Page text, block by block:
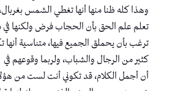
وهذا كله ظنا منها أنها تغطي الشمس
تعلم علم الحق بأن الحجاب فرض ولكنها في
ترغب بأن يحملق الجميع فيها، متناسية أنها
كثير من الرجال والشباب، ولربما وقوعهم في
أن أجمل الكلام، قد تكوني أنت لست من